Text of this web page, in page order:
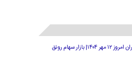
رکوردشکنی بورس تهران امروز ۱۲ مهر ۱۴۰۴| بازار سهام رونق